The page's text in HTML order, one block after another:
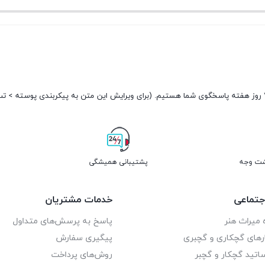
پشتیبانی همیشگی
میراث هنر
گچکاری و گچبری
گچکار و گچبر
خدمات مشتریان
پاسخ به پرسش‌های متداول
پیگیری سفارش
روش‌های پرداخت